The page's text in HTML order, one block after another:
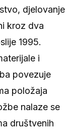
djelovanje
kroz dva
1995.
i
povezuje
položaja
nalaze se
društvenih